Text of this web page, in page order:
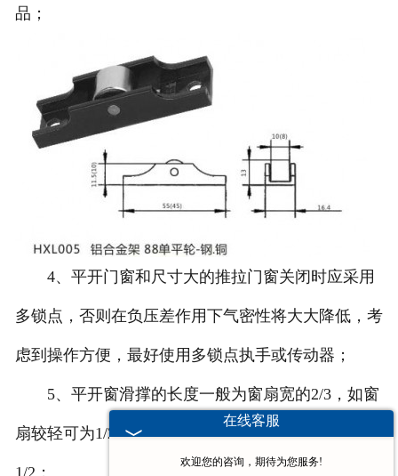
品；
4、平开门窗和尺寸大的推拉门窗关闭时应采用
多锁点，否则在负压差作用下气密性将大大降低，考
虑到操作方便，最好使用多锁点执手或传动器；
5、平开窗滑撑的长度一般为窗扇宽的2/3，如窗
扇较轻可为1/2，上悬窗的滑撑长度一般为窗扇的
在线客服
欢迎您的咨询，期待为您服务!